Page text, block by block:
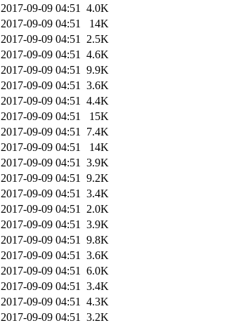
2017-09-09 04:51 4.0K
2017-09-09 04:51
14K
2017-09-09 04:51 2.5K
2017-09-09 04:51 4.6K
2017-09-09 04:51 9.9K
2017-09-09 04:51 3.6K
2017-09-09 04:51 4.4K
2017-09-09 04:51
15K
2017-09-09 04:51 7.4K
2017-09-09 04:51
14K
2017-09-09 04:51 3.9K
2017-09-09 04:51 9.2K
2017-09-09 04:51 3.4K
2017-09-09 04:51 2.0K
2017-09-09 04:51 3.9K
2017-09-09 04:51 9.8K
2017-09-09 04:51 3.6K
2017-09-09 04:51 6.0K
2017-09-09 04:51 3.4K
2017-09-09 04:51 4.3K
2017-09-09 04:51 3.2K